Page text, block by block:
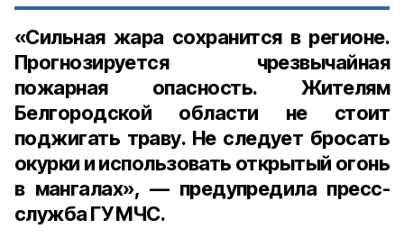
«Сильная жара сохранится в регионе.
Прогнозируется чрезвычайная
пожарная опасность. Жителям
Белгородской области не стоит
поджигать траву. Не следует бросать
окурки и использовать открытый огонь
в мангалах», — предупредила пресс-
служба ГУ МЧС.